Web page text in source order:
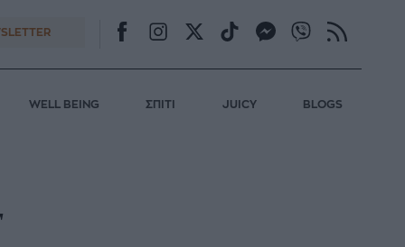
WELL BEING ΣΠΙΤΙ JUICY BLOGS